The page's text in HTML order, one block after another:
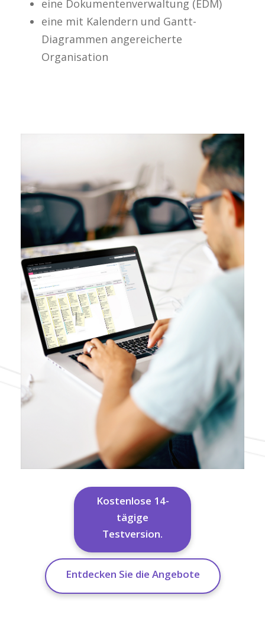
eine Dokumentenverwaltung (EDM)
eine mit Kalendern und Gantt-
Diagrammen angereicherte
Organisation
Kostenlose 14-
tägige
Testversion.
Entdecken Sie die Angebote